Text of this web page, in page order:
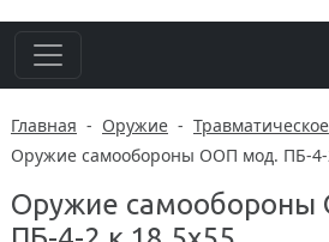
Главная - Оружие - Травматическое
Оружие самообороны ООП мод. ПБ-4-
Оружие